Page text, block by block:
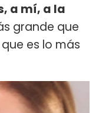
a mí, a la
grande que
es lo más